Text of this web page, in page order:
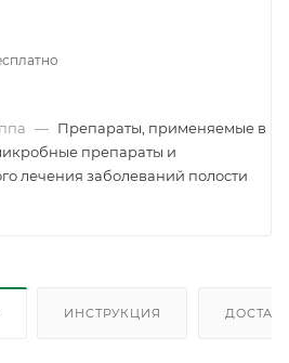
— Препараты, применяемые в
препараты и
лечения заболеваний полости
ИНСТРУКЦИЯ